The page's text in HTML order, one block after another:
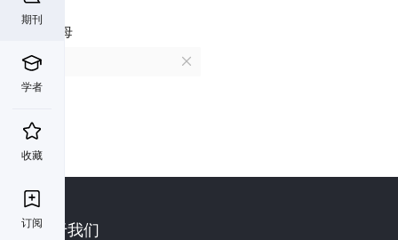
期刊
学者
收藏
订阅
首字母
V
关于我们